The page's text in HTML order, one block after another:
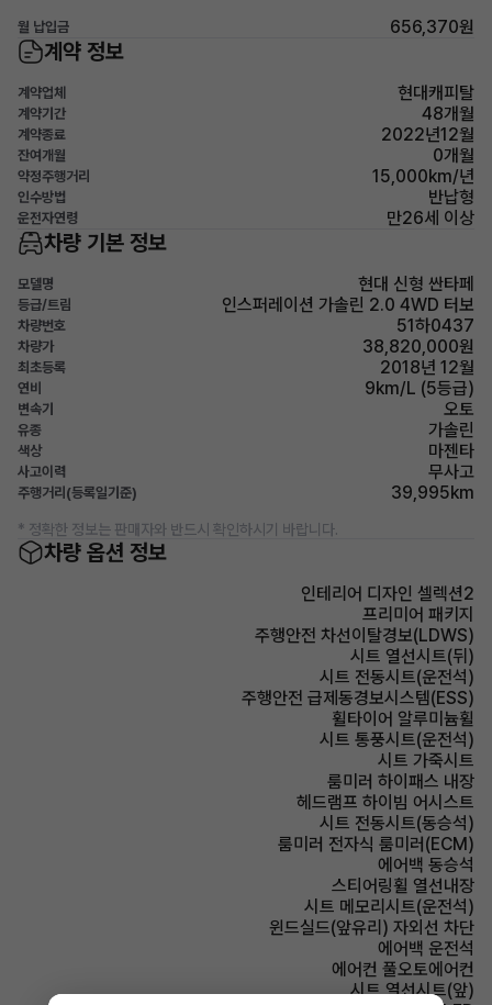
월 납입금 656,370원
계약 정보
계약업체 현대캐피탈
계약기간 48개월
계약종료 2022년12월
잔여개월 0개월
약정주행거리 15,000km/년
인수방법 반납형
운전자연령 만26세 이상
차량 기본 정보
모델명 현대 신형 싼타페
등급/트림 인스퍼레이션 가솔린 2.0 4WD 터보
차량번호 51하0437
차량가 38,820,000원
최초등록 2018년 12월
연비 9km/L (5등급)
변속기 오토
유종 가솔린
색상 마젠타
사고이력 무사고
주행거리(등록일기준) 39,995km
* 정확한 정보는 판매자와 반드시 확인하시기 바랍니다.
차량 옵션 정보
인테리어 디자인 셀렉션2
프리미어 패키지
주행안전 차선이탈경보(LDWS)
시트 열선시트(뒤)
시트 전동시트(운전석)
주행안전 급제동경보시스템(ESS)
휠타이어 알루미늄휠
시트 통풍시트(운전석)
시트 가죽시트
룸미러 하이패스 내장
헤드램프 하이빔 어시스트
시트 전동시트(동승석)
룸미러 전자식 룸미러(ECM)
에어백 동승석
스티어링휠 열선내장
시트 메모리시트(운전석)
윈드실드(앞유리) 자외선 차단
에어백 운전석
에어컨 풀오토에어컨
시트 열선시트(앞)